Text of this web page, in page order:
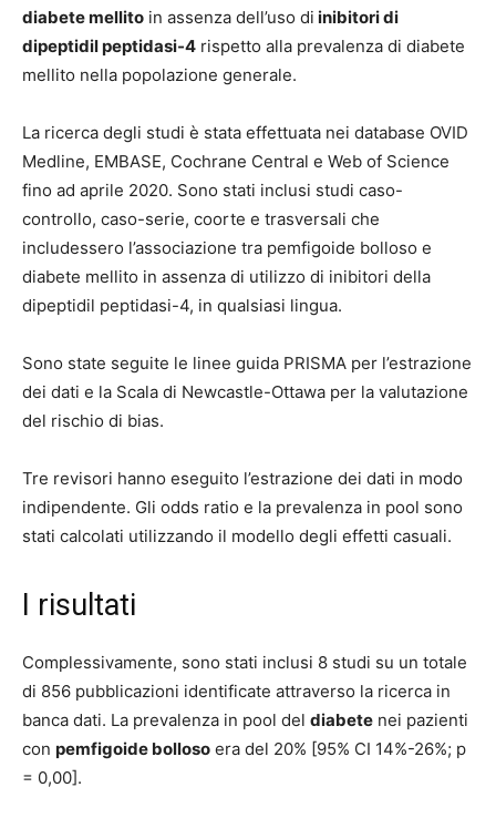
diabete mellito in assenza dell’uso di inibitori di
dipeptidil peptidasi-4 rispetto alla prevalenza di diabete
mellito nella popolazione generale.
La ricerca degli studi è stata effettuata nei database OVID
Medline, EMBASE, Cochrane Central e Web of Science
fino ad aprile 2020. Sono stati inclusi studi caso-
controllo, caso-serie, coorte e trasversali che
includessero l’associazione tra pemfigoide bolloso e
diabete mellito in assenza di utilizzo di inibitori della
dipeptidil peptidasi-4, in qualsiasi lingua.
Sono state seguite le linee guida PRISMA per l’estrazione
dei dati e la Scala di Newcastle-Ottawa per la valutazione
del rischio di bias.
Tre revisori hanno eseguito l’estrazione dei dati in modo
indipendente. Gli odds ratio e la prevalenza in pool sono
stati calcolati utilizzando il modello degli effetti casuali.
I risultati
Complessivamente, sono stati inclusi 8 studi su un totale
di 856 pubblicazioni identificate attraverso la ricerca in
banca dati. La prevalenza in pool del diabete nei pazienti
con pemfigoide bolloso era del 20% [95% CI 14%-26%; p
= 0,00].